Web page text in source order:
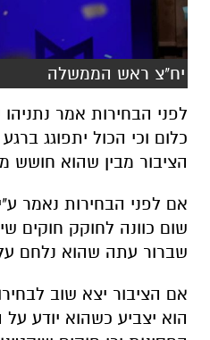
יח"צ ראש הממשלה
לפני הבחירות אמר
כלום וכי הכול יתפוגג
הציבור מבין שהוא חושש
אם לפני הבחירות נאמר
שום כוונה לחוקק חוקים
שברור עתה שהוא נלחם
אם הציבור יצא שוב
הוא יצביע כשהוא יודע